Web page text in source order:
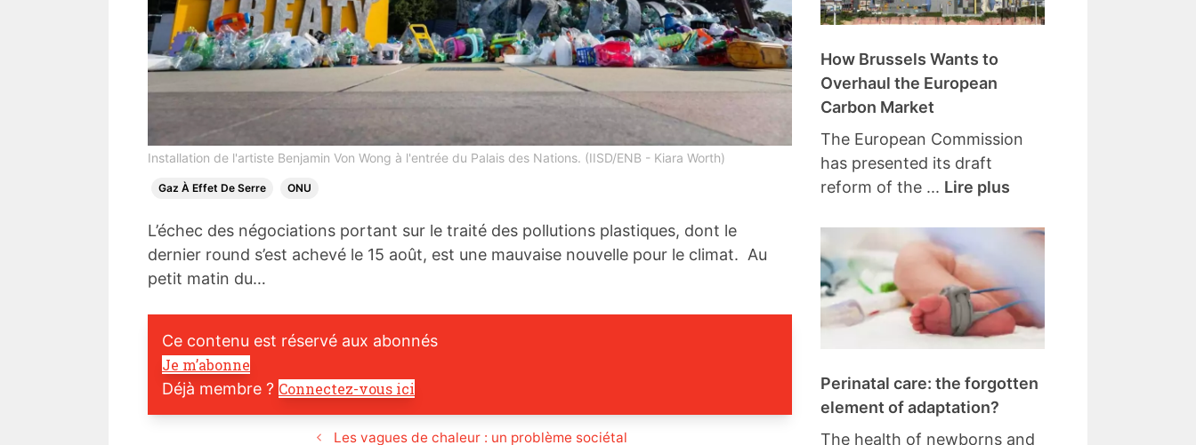
Installation de l'artiste Benjamin Von Wong à l'entrée du Palais des Nations. (IISD/ENB - Kiara Worth)
Gaz À Effet De Serre ONU
L’échec des négociations portant sur le traité des pollutions plastiques, dont le
dernier round s’est achevé le 15 août, est une mauvaise nouvelle pour le climat. Au
petit matin du…
Ce contenu est réservé aux abonnés
Je m’abonne
Déjà membre ? Connectez-vous ici
Les vagues de chaleur : un problème sociétal
How Brussels Wants to
Overhaul the European
Carbon Market
The European Commission
has presented its draft
reform of the ... Lire plus
Perinatal care: the forgotten
element of adaptation?
The health of newborns and